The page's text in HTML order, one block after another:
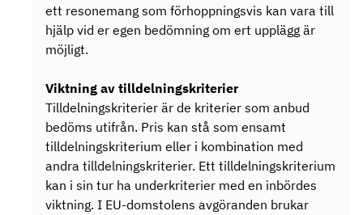
ett resonemang som förhoppningsvis kan vara till
hjälp vid er egen bedömning om ert upplägg är
möjligt.
Viktning av tilldelningskriterier
Tilldelningskriterier är de kriterier som anbud
bedöms utifrån. Pris kan stå som ensamt
tilldelningskriterium eller i kombination med
andra tilldelningskriterier. Ett tilldelningskriterium
kan i sin tur ha underkriterier med en inbördes
viktning. I EU-domstolens avgöranden brukar